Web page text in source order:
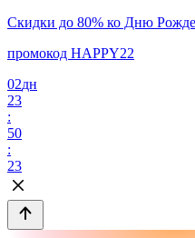
Скидки до 80% ко Дню
промокод HAPPY22
02дн
23
:
50
:
23